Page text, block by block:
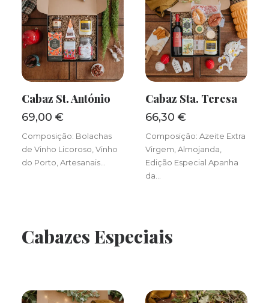
Cabaz St. António
69,00 €
Composição: Bolachas
de Vinho Licoroso, Vinho
do Porto, Artesanais…
Cabaz Sta. Teresa
66,30 €
Composição: Azeite Extra
Virgem, Almojanda,
Edição Especial Apanha
da…
Cabazes Especiais